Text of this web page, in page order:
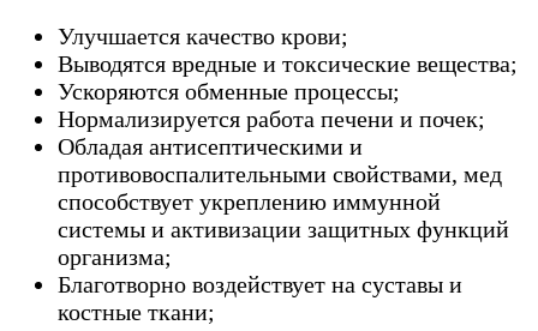
Улучшается качество крови;
Выводятся вредные и токсические вещества;
Ускоряются обменные процессы;
Нормализируется работа печени и почек;
Обладая антисептическими и
противовоспалительными свойствами, мед
способствует укреплению иммунной
системы и активизации защитных функций
организма;
Благотворно воздействует на суставы и
костные ткани;